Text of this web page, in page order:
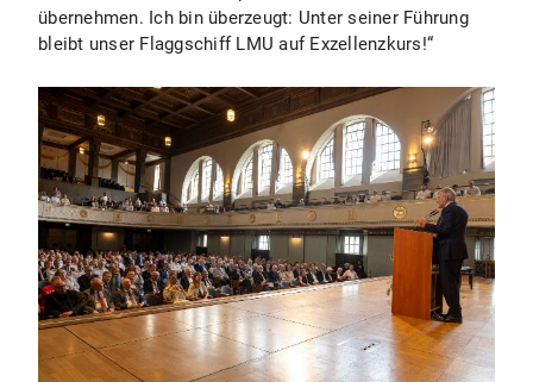
übernehmen. Ich bin überzeugt: Unter seiner Führung
bleibt unser Flaggschiff LMU auf Exzellenzkurs!“